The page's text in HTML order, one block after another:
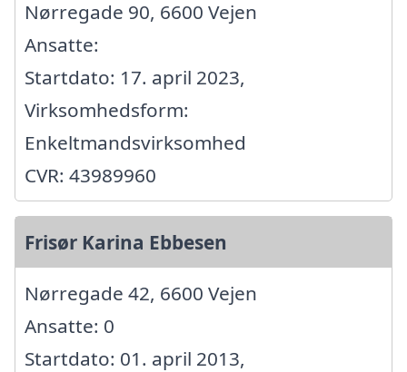
Nørregade 90, 6600 Vejen
Ansatte:
Startdato: 17. april 2023,
Virksomhedsform:
Enkeltmandsvirksomhed
CVR: 43989960
Frisør Karina Ebbesen
Nørregade 42, 6600 Vejen
Ansatte: 0
Startdato: 01. april 2013,